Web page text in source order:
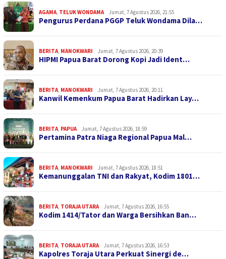
AGAMA, TELUK WONDAMA Jumat, 7 Agustus 2026, 21:55
Pengurus Perdana PGGP Teluk Wondama Dila…
BERITA, MANOKWARI Jumat, 7 Agustus 2026, 20:39
HIPMI Papua Barat Dorong Kopi Jadi Ident…
BERITA, MANOKWARI Jumat, 7 Agustus 2026, 20:11
Kanwil Kemenkum Papua Barat Hadirkan Lay…
BERITA, PAPUA Jumat, 7 Agustus 2026, 18:59
Pertamina Patra Niaga Regional Papua Mal…
BERITA, MANOKWARI Jumat, 7 Agustus 2026, 18:51
Kemanunggalan TNI dan Rakyat, Kodim 1801…
BERITA, TORAJA UTARA Jumat, 7 Agustus 2026, 16:55
Kodim 1414/Tator dan Warga Bersihkan Ban…
BERITA, TORAJA UTARA Jumat, 7 Agustus 2026, 16:53
Kapolres Toraja Utara Perkuat Sinergi de…